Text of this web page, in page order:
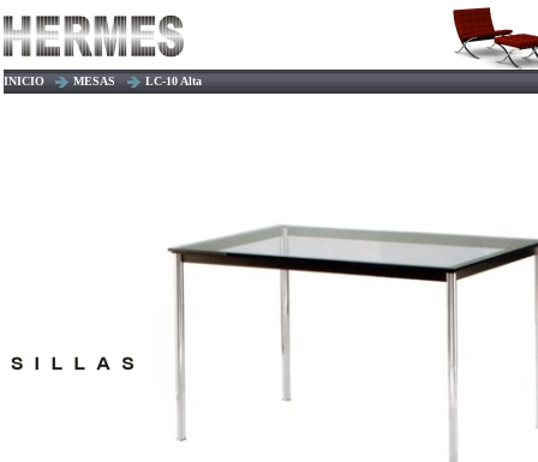
INICIO MESAS LC-10 Alta